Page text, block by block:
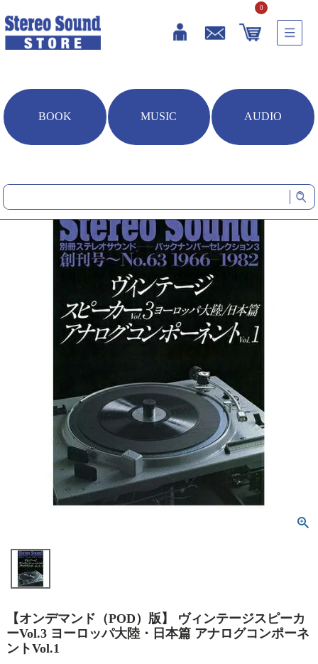
0
BOOK MUSIC AUDIO
HOME
雑誌・書籍
【オンデマンド（POD）版】 ヴィンテージスピーカ
ーVol.3 ヨーロッパ大陸・日本篇 アナログコンポーネ
ントVol.1